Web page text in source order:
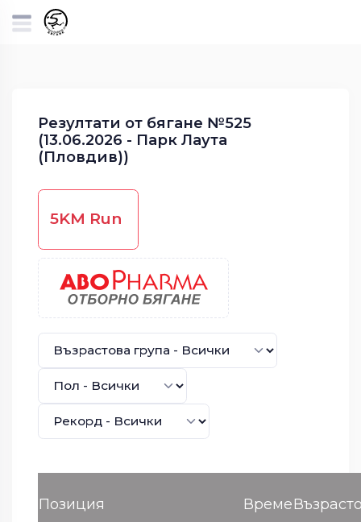
Резултати от бягане №525
(13.06.2026 - Парк Лаута
(Пловдив))
5KM Run
Позиция
Време